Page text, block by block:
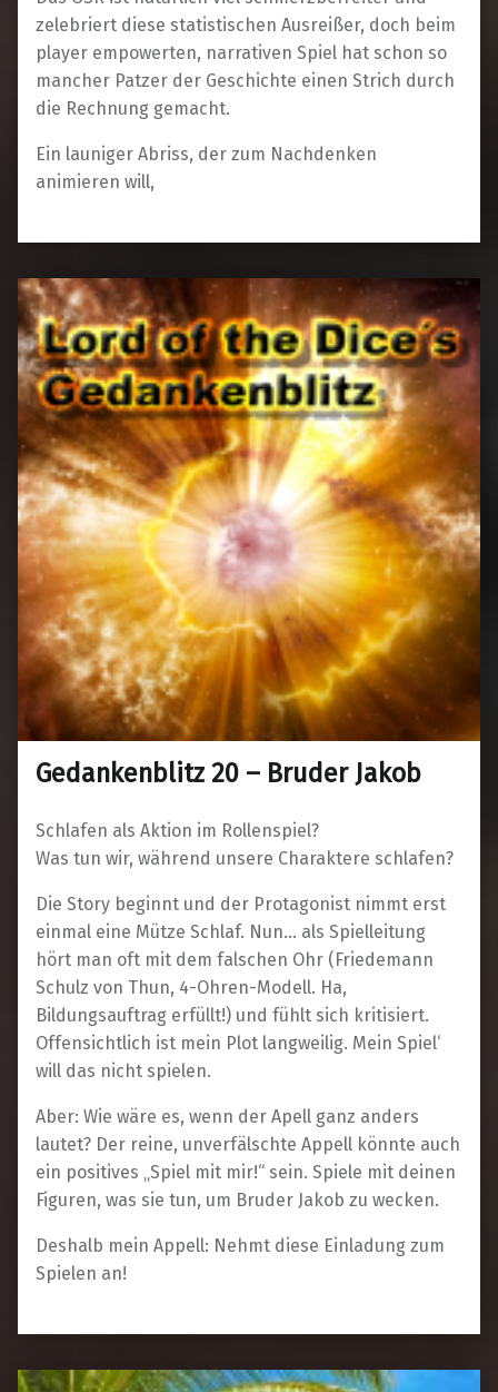
zelebriert diese statistischen Ausreißer, doch beim
player empowerten, narrativen Spiel hat schon so
mancher Patzer der Geschichte einen Strich durch
die Rechnung gemacht.
Ein launiger Abriss, der zum Nachdenken
animieren will,
Gedankenblitz 20 – Bruder Jakob
Schlafen als Aktion im Rollenspiel?
Was tun wir, während unsere Charaktere schlafen?
Die Story beginnt und der Protagonist nimmt erst
einmal eine Mütze Schlaf. Nun… als Spielleitung
hört man oft mit dem falschen Ohr (Friedemann
Schulz von Thun, 4-Ohren-Modell. Ha,
Bildungsauftrag erfüllt!) und fühlt sich kritisiert.
Offensichtlich ist mein Plot langweilig. Mein Spiel‘
will das nicht spielen.
Aber: Wie wäre es, wenn der Apell ganz anders
lautet? Der reine, unverfälschte Appell könnte auch
ein positives „Spiel mit mir!“ sein. Spiele mit deinen
Figuren, was sie tun, um Bruder Jakob zu wecken.
Deshalb mein Appell: Nehmt diese Einladung zum
Spielen an!